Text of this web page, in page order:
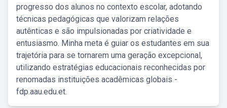
progresso dos alunos no contexto escolar, adotando
técnicas pedagógicas que valorizam relações
autênticas e são impulsionadas por criatividade e
entusiasmo. Minha meta é guiar os estudantes em sua
trajetória para se tornarem uma geração excepcional,
utilizando estratégias educacionais reconhecidas por
renomadas instituições acadêmicas globais -
fdp.aau.edu.et.